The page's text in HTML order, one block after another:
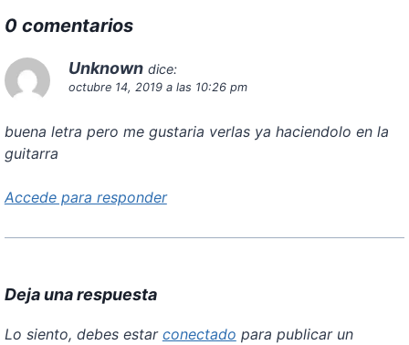
0 comentarios
Unknown dice:
octubre 14, 2019 a las 10:26 pm
buena letra pero me gustaria verlas ya haciendolo en la
guitarra
Accede para responder
Deja una respuesta
Lo siento, debes estar conectado para publicar un